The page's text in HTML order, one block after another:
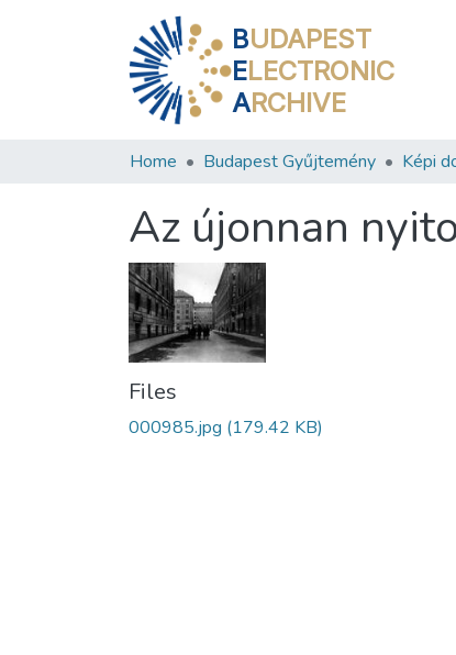
BUDAPEST
ELECTRONIC
ARCHIVE
Home Budapest Gyűjtemény Képi
Az újonnan
Files
000985.jpg (179.42 KB)